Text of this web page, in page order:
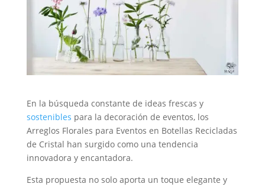
En la búsqueda constante de ideas frescas y
sostenibles para la decoración de eventos, los
Arreglos Florales para Eventos en Botellas Recicladas
de Cristal han surgido como una tendencia
innovadora y encantadora.
Esta propuesta no solo aporta un toque elegante y